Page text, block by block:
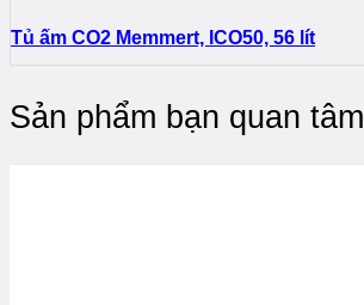
Tủ ấm CO2 Memmert, ICO50, 56 lít
Sản phẩm bạn quan tâm